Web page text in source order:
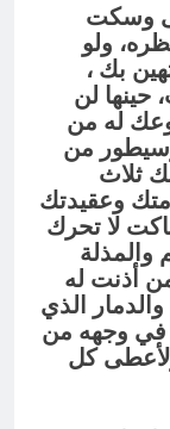
وسكت
ولو
بك ،
حينها لن
له من
وسيطور من
ثلاث
وعقيدتك
لا تحرك
والمذلة
أذنت له
الذي
في وجهه من
كل